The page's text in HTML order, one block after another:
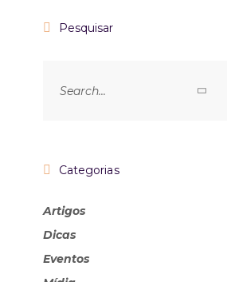
Pesquisar
Categorias
Artigos
Dicas
Eventos